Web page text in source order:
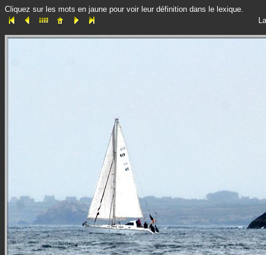
Cliquez sur les mots en jaune pour voir leur définition dans le lexique.